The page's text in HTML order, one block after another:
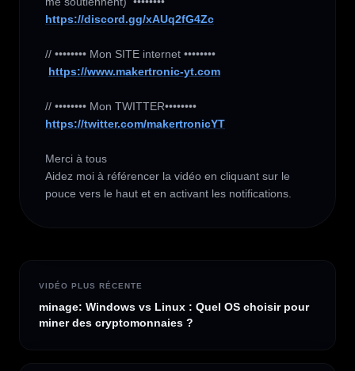
https://discord.gg/xAUq2fG4Zc
// •••••••• Mon SITE internet ••••••••
https://www.makertronic-yt.com
https://twitter.com/makertronicYT
Merci à tous
Aidez moi à référencer la vidéo en cliquant sur le
pouce vers le haut et en activant les notifications.
VIDÉO PLUS RÉCENTE
minage: Windows vs Linux : Quel OS choisir pour
miner des cryptomonnaies ?